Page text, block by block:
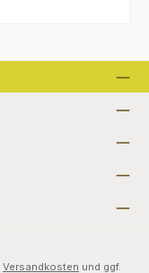
Versandkosten und ggf.